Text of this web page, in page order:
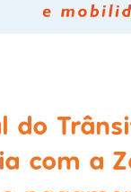
do
com a